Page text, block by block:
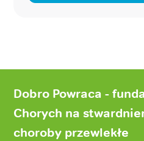
stronyDobro Powraca -
Chorych na
choroby przewlekłe